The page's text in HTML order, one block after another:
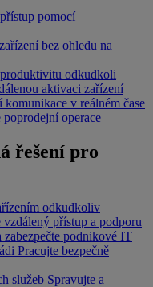
pomocí
bez ohledu na
odkudkoli
aktivaci zařízení
komunikace v reálném čase
poprodejní operace
řešení pro
odkudkoliv
vzdálený přístup a podporu
zabezpečte podnikové IT
Pracujte bezpečně
služeb Spravujte a